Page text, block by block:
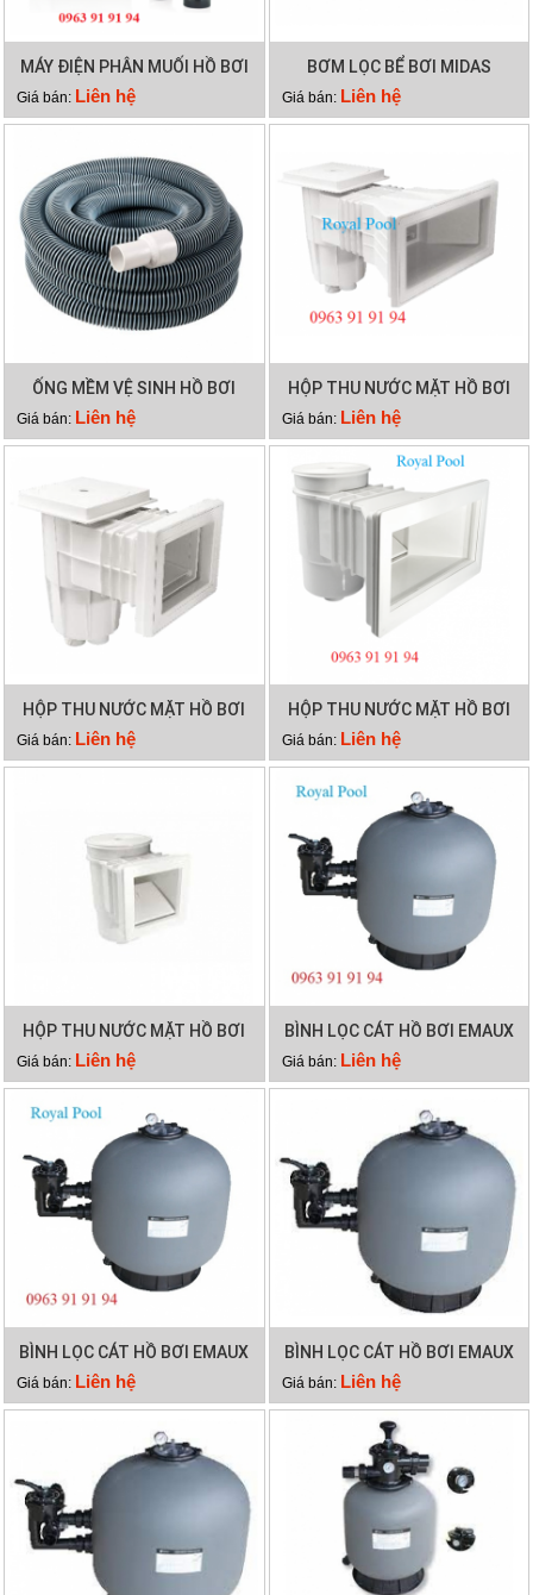
MÁY ĐIỆN PHÂN MUỐI HỒ BƠI
WATERCO HYDROCHLOR ST
2500
Giá bán: Liên hệ
BƠM LỌC BỂ BƠI MIDAS
GAMMA 26
Giá bán: Liên hệ
ỐNG MỀM VỆ SINH HỒ BƠI
12M 2 LỚP
Giá bán: Liên hệ
HỘP THU NƯỚC MẶT HỒ BƠI
EMAUX EM0140
Giá bán: Liên hệ
HỘP THU NƯỚC MẶT HỒ BƠI
EMAUX EM0130
Giá bán: Liên hệ
HỘP THU NƯỚC MẶT HỒ BƠI
EMAUX EM0020
Giá bán: Liên hệ
HỘP THU NƯỚC MẶT HỒ BƠI
EMAUX EM0010
Giá bán: Liên hệ
BÌNH LỌC CÁT HỒ BƠI EMAUX
SP500
Giá bán: Liên hệ
BÌNH LỌC CÁT HỒ BƠI EMAUX
SP450
Giá bán: Liên hệ
BÌNH LỌC CÁT HỒ BƠI EMAUX
SP650
Giá bán: Liên hệ